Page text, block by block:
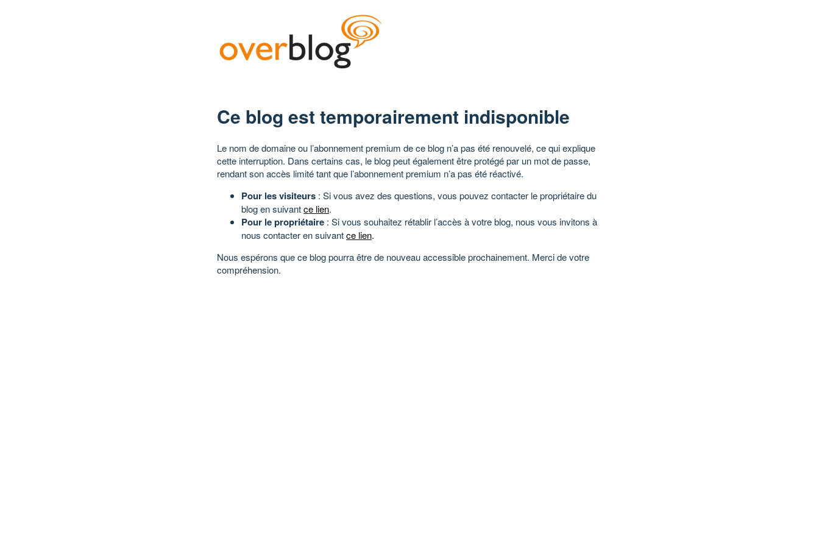
Ce blog est temporairement indisponible
Le nom de domaine ou l’abonnement premium de ce blog n’a pas été renouvelé, ce qui explique
cette interruption. Dans certains cas, le blog peut également être protégé par un mot de passe,
rendant son accès limité tant que l’abonnement premium n’a pas été réactivé.
Pour les visiteurs : Si vous avez des questions, vous pouvez contacter le propriétaire du
blog en suivantce lien.
Pour le propriétaire : Si vous souhaitez rétablir l’accès à votre blog, nous vous invitons à
nous contacter en suivantce lien.
Nous espérons que ce blog pourra être de nouveau accessible prochainement. Merci de votre
compréhension.